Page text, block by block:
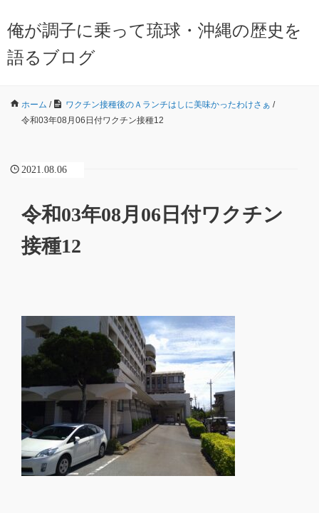
俺が調子に乗って琉球・沖縄の歴史を
語るブログ
ホーム / ワクチン接種後のＡランチはしに美味かったわけさぁ /
令和03年08月06日付ワクチン接種12
2021.08.06
令和03年08月06日付ワクチン
接種12